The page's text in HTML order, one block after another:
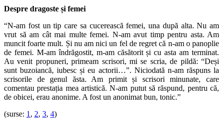
Despre dragoste și femei
“N-am fost un tip care sa cucerească femei, una după alta. Nu am
vrut să am cât mai multe femei. N-am avut timp pentru asta. Am
muncit foarte mult. Și nu am nici un fel de regret că n-am o panoplie
de femei. M-am îndrăgostit, m-am căsătorit și cu asta am terminat.
Au venit propuneri, primeam scrisori, mi se scria, de pildă: “Deși
sunt buzoiancă, iubesc și eu actorii…”. Niciodată n-am răspuns la
scrisorile de genul ăsta. Am primit și scrisori minunate, care
comentau prestația mea artistică. N-am putut să răspund, pentru că,
de obicei, erau anonime. A fost un anonimat bun, tonic.”
(surse: 1 , 2, 3, 4)